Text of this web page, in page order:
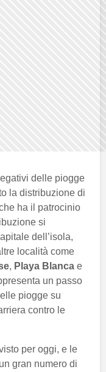
delle piogge
la distribuzione di
ha il patrocinio
si
dell’isola,
località come
, Playa Blanca e
un passo
piogge su
contro le
per oggi, e le
gran numero di